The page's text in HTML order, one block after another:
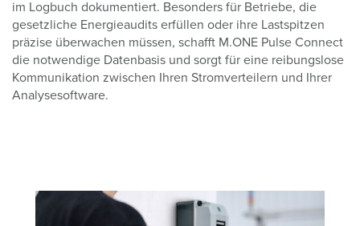
im Logbuch dokumentiert. Besonders für Betriebe, die
gesetzliche Energieaudits erfüllen oder ihre Lastspitzen
präzise überwachen müssen, schafft M.ONE Pulse Connect
die notwendige Datenbasis und sorgt für eine reibungslose
Kommunikation zwischen Ihren Stromverteilern und Ihrer
Analysesoftware.